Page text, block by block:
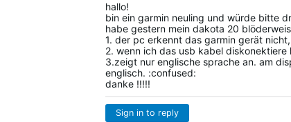
hallo!
bin ein garmin neuling und würde bitte
habe gestern mein dakota 20
1. der pc erkennt das garmin gerät
2. wenn ich das usb kabel
3.zeigt nur englische sprache an. am
englisch. :confused:
danke !!!!!
Sign in to reply